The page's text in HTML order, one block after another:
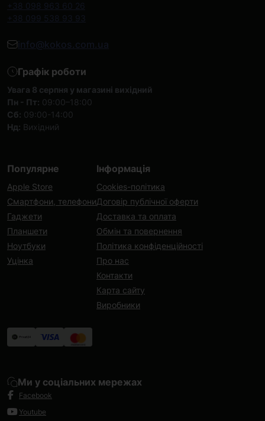
+38 098 963 60 26
+38 099 538 93 93
info@kokos.com.ua
Графік роботи
Увага 8 серпня у магазині вихідний
Пн - Пт: 09:00–18:00
Сб: 09:00-14:00
Нд: Вихідний
Популярне
Apple Store
Смартфони, телефони
Гаджети
Планшети
Ноутбуки
Уцінка
Інформація
Cookies-політика
Договір публічної оферти
Доставка та оплата
Обмін та повернення
Політика конфіденційності
Про нас
Контакти
Карта сайту
Виробники
Ми у соціальних мережах
Facebook
Youtube